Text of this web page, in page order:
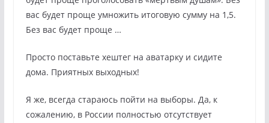
вас будет проще умножить итоговую сумму на 1,5.
Без вас будет проще …
Просто поставьте хештег на аватарку и сидите
дома. Приятных выходных!
Я же, всегда стараюсь пойти на выборы. Да, к
сожалению, в России полностью отсутствует